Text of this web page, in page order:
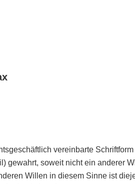
vereinbarte
gewahrt, soweit nicht ein anderer
Willen in diesem Sinne ist